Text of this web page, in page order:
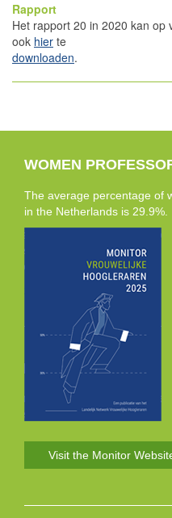
Rapport
Het rapport 20 in 2020 kan
ook hier te
downloaden.
WOMEN
The average percentage of
in the Netherlands is 29.9%.
Visit the Monitor